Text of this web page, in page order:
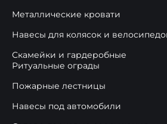
Металлические кровати
Навесы для колясок и
Скамейки и гардеробные
Ритуальные ограды
Пожарные лестницы
Навесы под автомобили